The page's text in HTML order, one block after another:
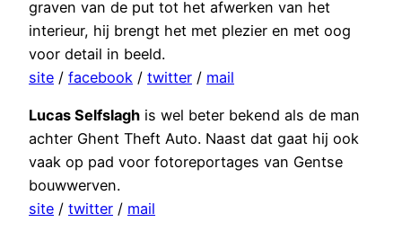
graven van de put tot het afwerken van het
interieur, hij brengt het met plezier en met oog
voor detail in beeld.
site / facebook / twitter / mail
Lucas Selfslagh is wel beter bekend als de man
achter Ghent Theft Auto. Naast dat gaat hij ook
vaak op pad voor fotoreportages van Gentse
bouwwerven.
site / twitter / mail